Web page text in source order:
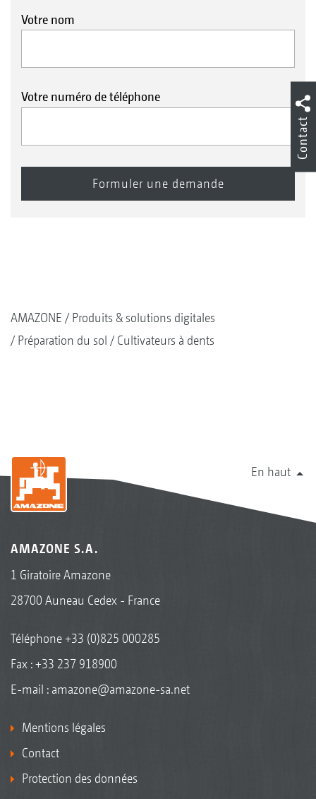
Votre nom
Votre numéro de téléphone
AMAZONE
Produits & solutions digitales
Préparation du sol
Cultivateurs à dents
En haut
AMAZONE S.A.
1 Giratoire Amazone
28700 Auneau Cedex - France
Téléphone+33 (0)825 000285
Fax : +33 237 918900
E-mail : amazone@amazone-sa.net
Mentions légales
Contact
Protection des données
Contact